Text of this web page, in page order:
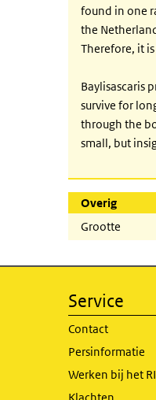
found in one
the
Therefore, it
Baylisascaris
survive for
through the
small, but
Overig
Grootte
Service
Contact
Persinformatie
Werken bij het